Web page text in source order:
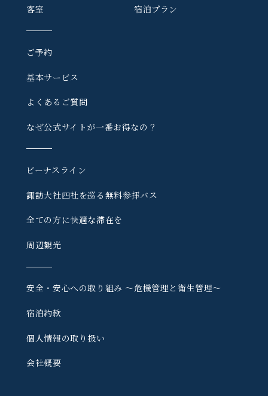
客室 宿泊プラン
ご予約
基本サービス
よくあるご質問
なぜ公式サイトが一番お得なの？
ビーナスライン
諏訪大社四社を巡る 無料参拝バス
全ての方に快適な滞在を
周辺観光
安全・安心への取り組み 〜危機管理と衛生管理〜
宿泊約款
個人情報の取り扱い
会社概要